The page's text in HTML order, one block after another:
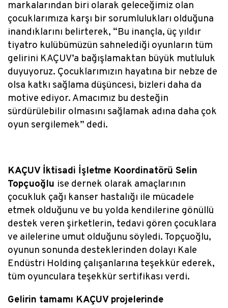
markalarından biri olarak geleceğimiz olan
çocuklarımıza karşı bir sorumlulukları olduğuna
inandıklarını belirterek, “Bu inançla, üç yıldır
tiyatro kulübümüzün sahnelediği oyunların tüm
gelirini KAÇUV’a bağışlamaktan büyük mutluluk
duyuyoruz. Çocuklarımızın hayatına bir nebze de
olsa katkı sağlama düşüncesi, bizleri daha da
motive ediyor. Amacımız bu desteğin
sürdürülebilir olmasını sağlamak adına daha çok
oyun sergilemek” dedi.
KAÇUV İktisadi İşletme Koordinatörü Selin
Topçuoğlu ise dernek olarak amaçlarının
çocukluk çağı kanser hastalığı ile mücadele
etmek olduğunu ve bu yolda kendilerine gönüllü
destek veren şirketlerin, tedavi gören çocuklara
ve ailelerine umut olduğunu söyledi. Topçuoğlu,
oyunun sonunda desteklerinden dolayı Kale
Endüstri Holding çalışanlarına teşekkür ederek,
tüm oyunculara teşekkür sertifikası verdi.
Gelirin tamamı KAÇUV projelerinde